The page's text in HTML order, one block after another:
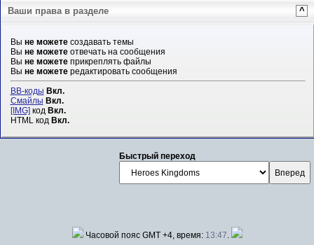
Ваши права в разделе ^
Вы не можетесоздавать темы
Вы не можетеотвечать на сообщения
Вы не можетеприкреплять файлы
Вы не можетередактировать сообщения
BB-коды Вкл.
Смайлы Вкл.
[IMG]код Вкл.
HTML код Вкл.
Быстрый переход
Часовой пояс GMT +4, время: 13:47.